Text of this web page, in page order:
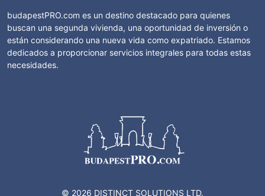
budapestPRO.com es un destino destacado para quienes
buscan una segunda vivienda, una oportunidad de inversión o
están considerando una nueva vida como expatriado. Estamos
dedicados a proporcionar servicios integrales para todas estas
necesidades.
© 2026 DISTINCT SOLUTIONS LTD.